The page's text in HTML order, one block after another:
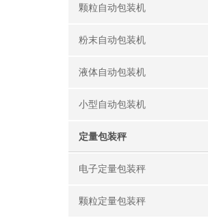
颗粒自动包装机
粉末自动包装机
液体自动包装机
小型自动包装机
定量包装秤
电子定量包装秤
颗粒定量包装秤